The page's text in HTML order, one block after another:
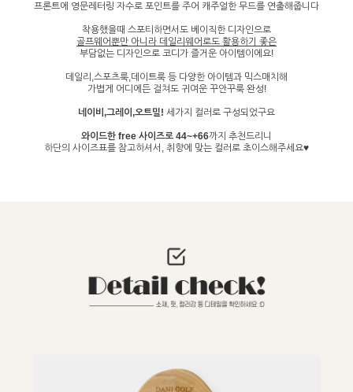
프론트에 영문레터링 자수로 포인트를 주어 캐주얼한 무드를 연출해줍니다
착용했을때 스포티하면서도 베이직한 디자인으로
골프웨어뿐만 아니라 데일리웨어로도 활용하기 좋은
부담없는 디자인으로 코디가 즐거운 아이템이에요!
데일리,스포츠룩,데이트룩 등 다양한 아이템과 믹스매치해
가볍게 어디에든 걸쳐도 귀여운 꾸안꾸룩 완성!
네이비,그레이,오트밀! 세가지 컬러로 구성되었구요
와이드한 free 사이즈로 44~+66까지 추천드리니
하단의 사이즈표를 참고하셔서, 취향에 맞는 컬러로 초이스해주세요♥